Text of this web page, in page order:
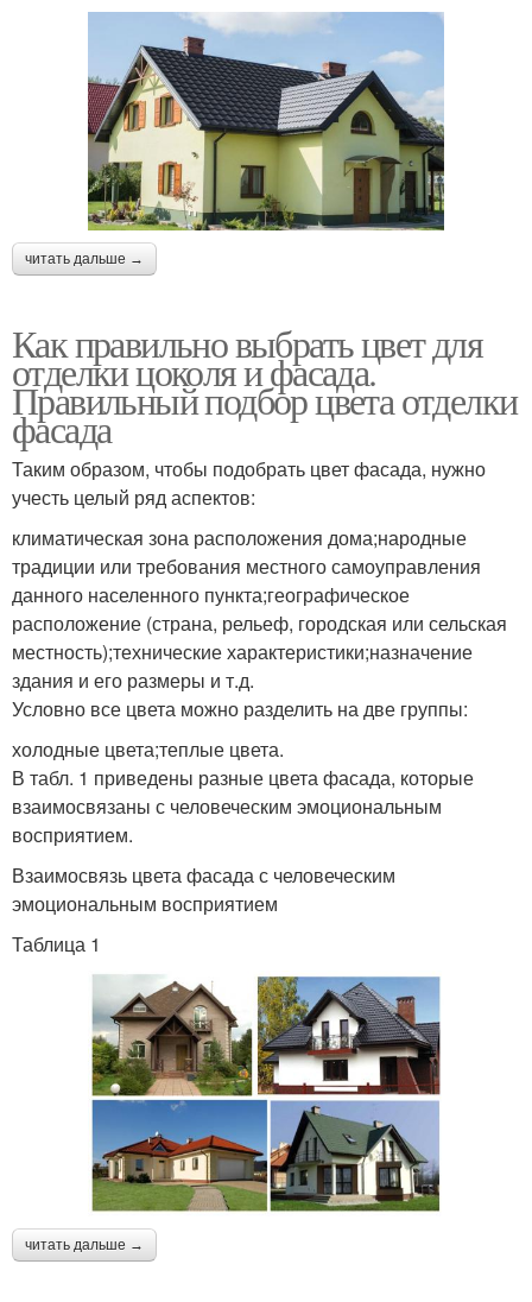
читать дальше →
Как правильно выбрать цвет для
отделки цоколя и фасада.
Правильный подбор цвета отделки
фасада
Таким образом, чтобы подобрать цвет фасада, нужно
учесть целый ряд аспектов:
климатическая зона расположения дома;народные
традиции или требования местного самоуправления
данного населенного пункта;географическое
расположение (страна, рельеф, городская или сельская
местность);технические характеристики;назначение
здания и его размеры и т.д.
Условно все цвета можно разделить на две группы:
холодные цвета;теплые цвета.
В табл. 1 приведены разные цвета фасада, которые
взаимосвязаны с человеческим эмоциональным
восприятием.
Взаимосвязь цвета фасада с человеческим
эмоциональным восприятием
Таблица 1
читать дальше →